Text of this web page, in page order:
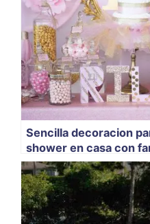
Sencilla decoracion
shower en casa con